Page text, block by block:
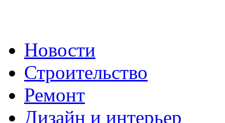
Новости
Строительство
Ремонт
Дизайн и интерьер